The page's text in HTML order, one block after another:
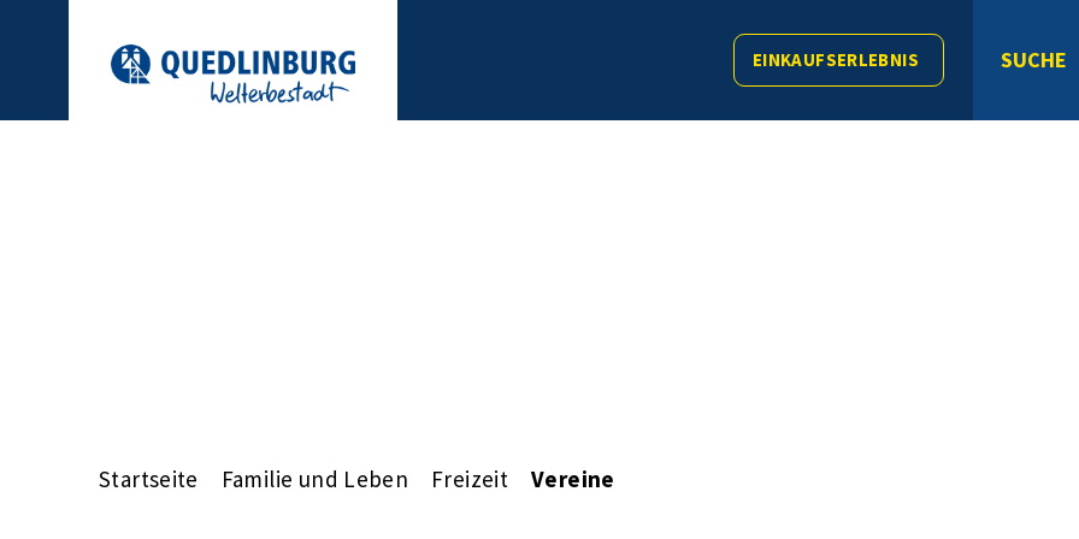
EINKAUFSERLEBNIS SUCHE
Startseite Familie und Leben Freizeit Vereine